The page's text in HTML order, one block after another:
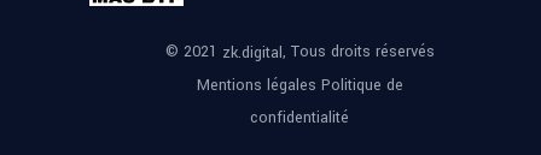
© 2021 zk.digital, Tous droits réservés
Mentions légales Politique de
confidentialité